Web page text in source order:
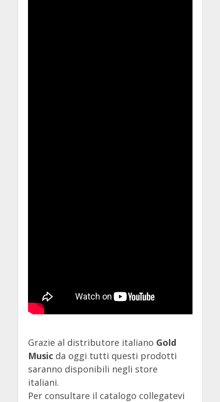
Grazie al distributore italiano Gold
Musicda oggi tutti questi prodotti
saranno disponibili negli store
italiani.
Per consultare il catalogo collegatevi